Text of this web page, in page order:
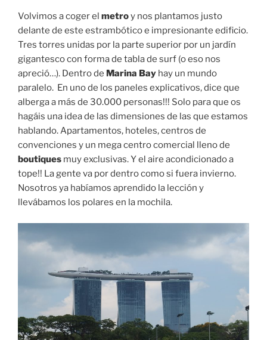
Volvimos a coger el metroy nos plantamos justo
delante de este estrambótico e impresionante edificio.
Tres torres unidas por la parte superior por un jardín
gigantesco con forma de tabla de surf (o eso nos
apreció…). Dentro de Marina Bay hay un mundo
paralelo. En uno de los paneles explicativos, dice que
alberga a más de 30.000 personas!!! Solo para que os
hagáis una idea de las dimensiones de las que estamos
hablando. Apartamentos, hoteles, centros de
convenciones y un mega centro comercial lleno de
boutiques muy exclusivas. Y el aire acondicionado a
tope!! La gente va por dentro como si fuera invierno.
Nosotros ya habíamos aprendido la lección y
llevábamos los polares en la mochila.